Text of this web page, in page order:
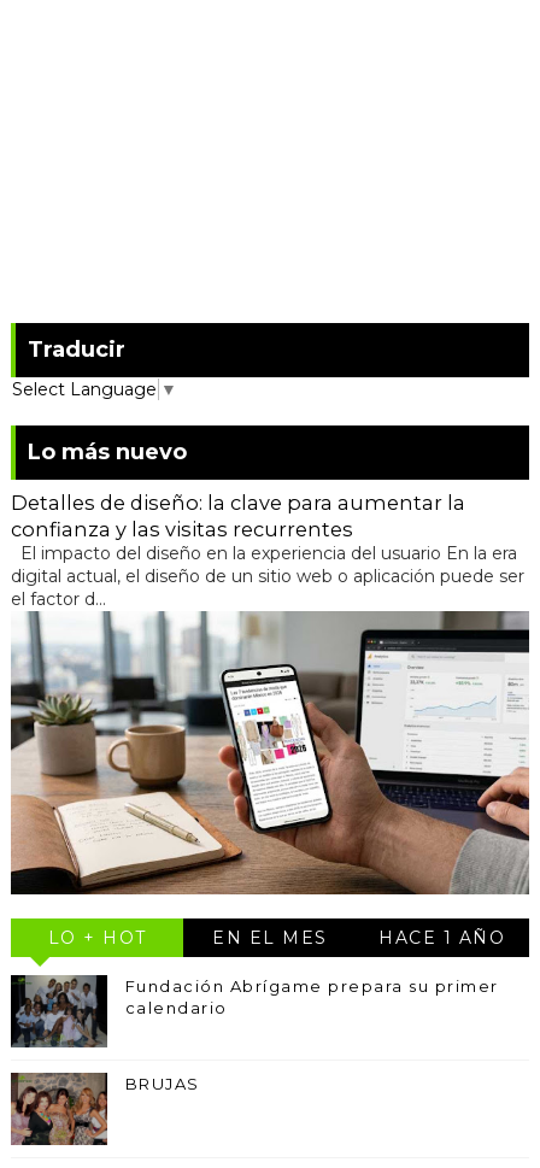
Traducir
Select Language ▼
Lo más nuevo
Detalles de diseño: la clave para aumentar la
confianza y las visitas recurrentes
El impacto del diseño en la experiencia del usuario En la era
digital actual, el diseño de un sitio web o aplicación puede ser
el factor d...
LO + HOT EN EL MES HACE 1 AÑO
Fundación Abrígame prepara su primer
calendario
BRUJAS